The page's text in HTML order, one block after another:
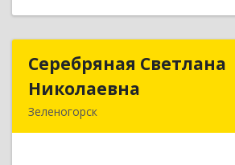
Серебряная Светлана
Николаевна
Зеленогорск